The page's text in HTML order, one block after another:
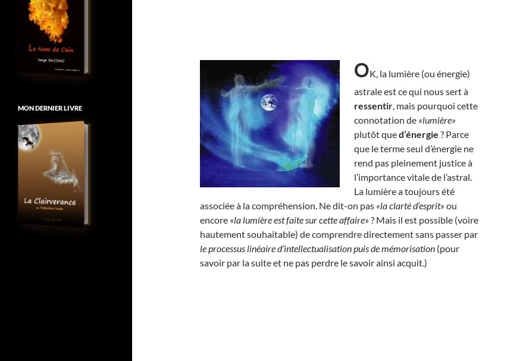
OK, la lumière (ou énergie)
astrale est ce qui nous sert à
ressentir, mais pourquoi cette
connotation de «lumière»
plutôt qued’énergie ? Parce
que le terme seul d’énergie ne
rend pas pleinement justice à
l’importance vitale de l’astral.
La lumière a toujours été
associée à la compréhension. Ne dit-on pas «la clarté d’esprit» ou
encore «la lumière est faite sur cette affaire» ? Mais il est possible (voire
hautement souhaitable) de comprendre directement sans passer par
le processus linéaire d’intellectualisation puis de mémorisation (pour
savoir par la suite et ne pas perdre le savoir ainsi acquit.)
MON DERNIER LIVRE